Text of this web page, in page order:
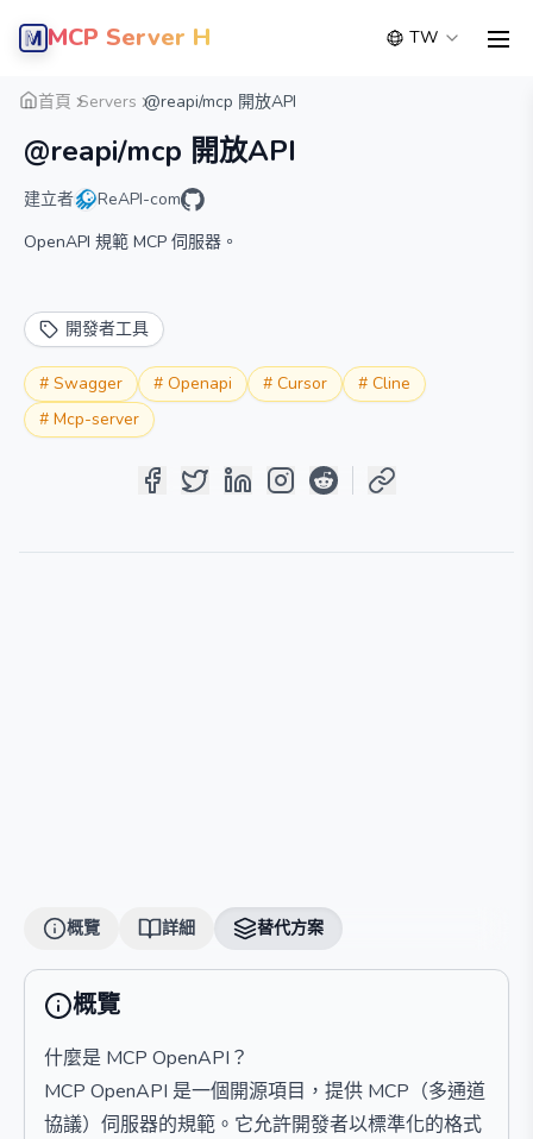
MCP Server Hub TW
首頁 Servers @reapi/mcp 開放API
@reapi/mcp 開放API
建立者
ReAPI-com
OpenAPI 規範 MCP 伺服器。
開發者工具
# Swagger # Openapi # Cursor # Cline
# Mcp-server
概覽 詳細
概覽 詳細 替代方案
概覽
什麼是 MCP OpenAPI？
MCP OpenAPI 是一個開源項目，提供 MCP（多通道
協議）伺服器的規範。它允許開發者以標準化的格式